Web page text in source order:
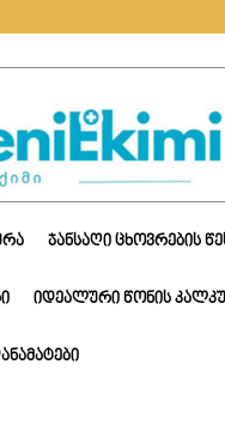
ᲯᲐᲜᲡᲐᲦᲘ ᲪᲮᲝᲕᲠᲔᲑᲘᲡ
ᲘᲓᲔᲐᲚᲣᲠᲘ ᲬᲝᲜᲘᲡ